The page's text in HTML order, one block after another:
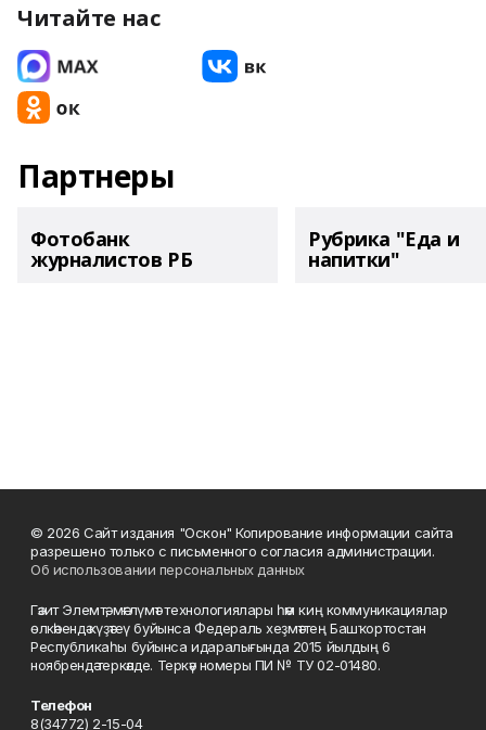
Читайте нас
Партнеры
Фотобанк
журналистов РБ
Рубрика "Еда и
напитки"
© 2026 Сайт издания "Оскон" Копирование информации сайта
разрешено только с письменного согласия администрации.
Об использовании персональных данных
Гәзит Элемтә, мәғлүмәт технологиялары һәм киң коммуникациялар
өлкәһендә күҙәтеү буйынса Федераль хеҙмәттең Башҡортостан
Республикаһы буйынса идаралығында 2015 йылдың 6
ноябрендә теркәлде. Теркәү номеры ПИ № ТУ 02-01480.
Телефон
8(34772) 2-15-04